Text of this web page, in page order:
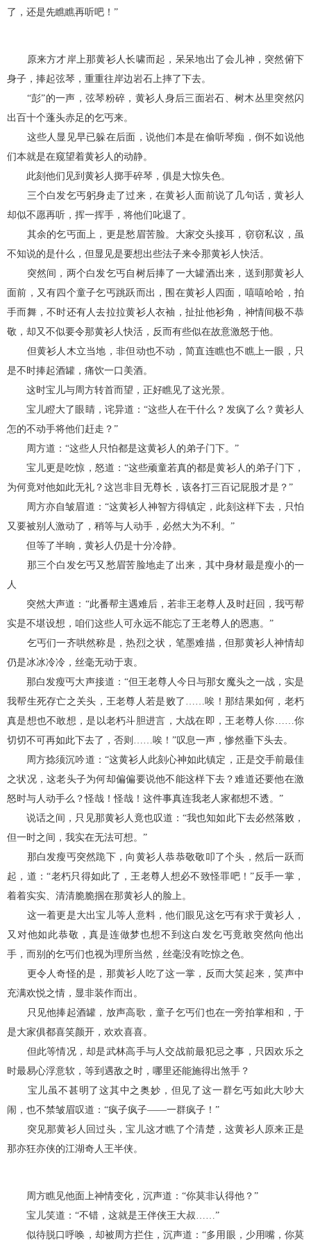
了，还是先瞧瞧再听吧！”
原来方才岸上那黄衫人长啸而起，呆呆地出了会儿神，突然俯下
身子，捧起弦琴，重重往岸边岩石上摔了下去。
“彭”的一声，弦琴粉碎，黄衫人身后三面岩石、树木丛里突然闪
出百十个蓬头赤足的乞丐来。
这些人显见早已躲在后面，说他们本是在偷听琴痴，倒不如说他
们本就是在窥望着黄衫人的动静。
此刻他们见到黄衫人掷手碎琴，俱是大惊失色。
三个白发乞丐躬身走了过来，在黄衫人面前说了几句话，黄衫人
却似不愿再听，挥一挥手，将他们叱退了。
其余的乞丐面上，更是愁眉苦脸。大家交头接耳，窃窃私议，虽
不知说的是什么，但显见是要想出些法子来令那黄衫人快活。
突然间，两个白发乞丐自树后捧了一大罐酒出来，送到那黄衫人
面前，又有四个童子乞丐跳跃而出，围在黄衫人四面，嘻嘻哈哈，拍
手而舞，不时还有人去拉拉黄衫人衣袖，扯扯他衫角，神情间极不恭
敬，却又不似要令那黄衫人快活，反而有些似在故意激怒于他。
但黄衫人木立当地，非但动也不动，简直连瞧也不瞧上一眼，只
是不时捧起酒罐，痛饮一口美酒。
这时宝儿与周方转首而望，正好瞧见了这光景。
宝儿瞪大了眼睛，诧异道：“这些人在干什么？发疯了么？黄衫人
怎的不动手将他们赶走？”
周方道：“这些人只怕都是这黄衫人的弟子门下。”
宝儿更是吃惊，怒道：“这些顽童若真的都是黄衫人的弟子门下，
为何竟对他如此无礼？这岂非目无尊长，该各打三百记屁股才是？”
周方亦自皱眉道：“这黄衫人神智方得镇定，此刻这样下去，只怕
又要被别人激动了，稍等与人动手，必然大为不利。”
但等了半晌，黄衫人仍是十分冷静。
那三个白发乞丐又愁眉苦脸地走了出来，其中身材最是瘦小的一
人
突然大声道：“此番帮主遇难后，若非王老尊人及时赶回，我丐帮
实是不堪设想，咱们这些人可永远不能忘了王老尊人的恩惠。”
乞丐们一齐哄然称是，热烈之状，笔墨难描，但那黄衫人神情却
仍是冰冰冷冷，丝毫无动于衷。
那白发瘦丐大声接道：“但王老尊人今日与那女魔头之一战，实是
我帮生死存亡之关头，王老尊人若是败了……唉！那结果如何，老朽
真是想也不敢想，是以老朽斗胆进言，大战在即，王老尊人你……你
切切不可再如此下去了，否则……唉！”叹息一声，惨然垂下头去。
周方捻须沉吟道：“这黄衫人此刻心神如此镇定，正是交手前最佳
之状况，这老头子为何却偏偏要说他不能这样下去？难道还要他在激
怒时与人动手么？怪哉！怪哉！这件事真连我老人家都想不透。”
说话之间，只见那黄衫人竟也叹道：“我也知如此下去必然落败，
但一时之间，我实在无法可想。”
那白发瘦丐突然跪下，向黄衫人恭恭敬敬叩了个头，然后一跃而
起，道：“老朽只得如此了，王老尊人想必不致怪罪吧！”反手一掌，
着着实实、清清脆脆掴在那黄衫人的脸上。
这一着更是大出宝儿等人意料，他们眼见这乞丐有求于黄衫人，
又对他如此恭敬，真是连做梦也想不到这白发乞丐竟敢突然向他出
手，而别的乞丐们也视为理所当然，丝毫没有吃惊之色。
更令人奇怪的是，那黄衫人吃了这一掌，反而大笑起来，笑声中
充满欢悦之情，显非装作而出。
只见他捧起酒罐，放声高歌，童子乞丐们也在一旁拍掌相和，于
是大家俱都喜笑颜开，欢欢喜喜。
但此等情况，却是武林高手与人交战前最犯忌之事，只因欢乐之
时最易心浮意软，等到遇敌之时，哪里还能施得出煞手？
宝儿虽不甚明了这其中之奥妙，但见了这一群乞丐如此大吵大
闹，也不禁皱眉叹道：“疯子疯子——一群疯子！”
突见那黄衫人回过头，宝儿这才瞧了个清楚，这黄衫人原来正是
那亦狂亦侠的江湖奇人王半侠。
周方瞧见他面上神情变化，沉声道：“你莫非认得他？”
宝儿笑道：“不错，这就是王伴侠王大叔……”
似待脱口呼唤，却被周方拦住，沉声道：“多用眼，少用嘴，你莫